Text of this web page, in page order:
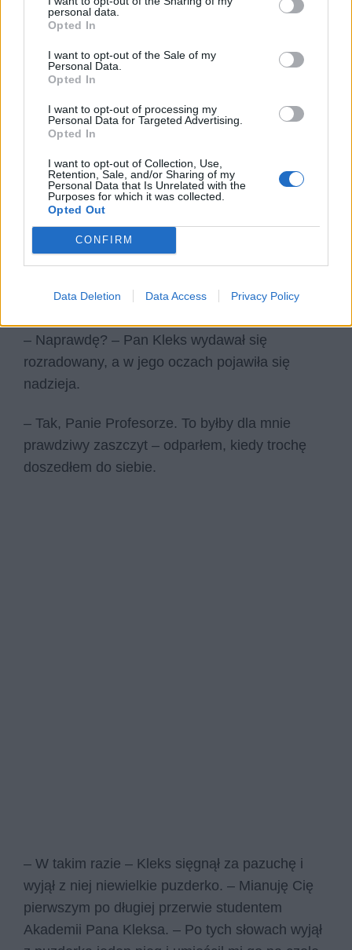
personal data.
Opted In
I want to opt-out of the Sale of my
Personal Data.
Opted In
I want to opt-out of processing my
Personal Data for Targeted Advertising.
Opted In
I want to opt-out of Collection, Use,
Retention, Sale, and/or Sharing of my
Personal Data that Is Unrelated with the
Purposes for which it was collected.
Opted Out
CONFIRM
Data Deletion Data Access Privacy Policy
– Oczywiście nie musisz odpowiadać od razu…-
zaczął Profesor widząc moje zmieszanie.
– Nie, nie, ja… to znaczy… oczywiście…
ekscytacji.
– Naprawdę? – Pan Kleks wydawał się
rozradowany, a w jego oczach pojawiła się
nadzieja.
– Tak, Panie Profesorze. To byłby dla mnie
prawdziwy zaszczyt – odparłem, kiedy trochę
doszedłem do siebie.
– W takim razie – Kleks sięgnął za pazuchę i
wyjął z niej niewielkie puzderko. – Mianuję Cię
pierwszym po długiej przerwie studentem
Akademii Pana Kleksa. – Po tych słowach wyjął